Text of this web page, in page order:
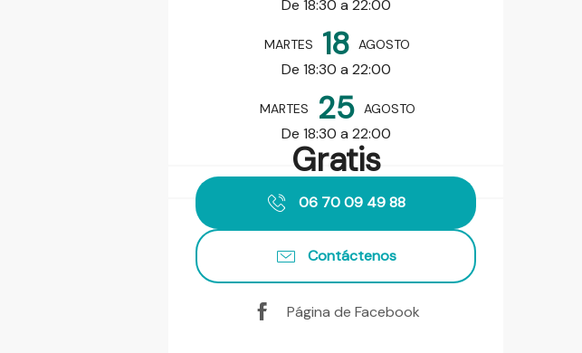
De 18:30 a 22:00
MARTES 18 AGOSTO
De 18:30 a 22:00
MARTES 25 AGOSTO
De 18:30 a 22:00
Gratis
06 70 09 49 88
Contáctenos
Página de Facebook